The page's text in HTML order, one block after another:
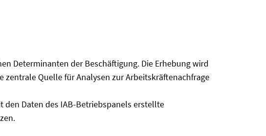
Determinanten der Beschäftigung. Die Erhebung wird
Quelle für Analysen zur Arbeitskräftenachfrage
Daten des IAB-Betriebspanels erstellte